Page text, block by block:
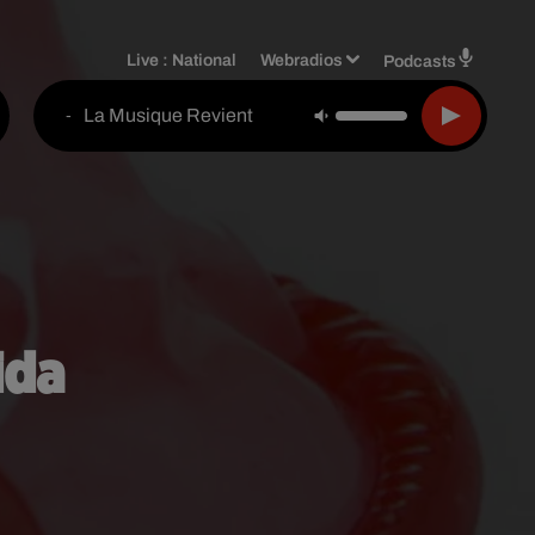
Live : National Webradios Podcasts
- La Musique Revient